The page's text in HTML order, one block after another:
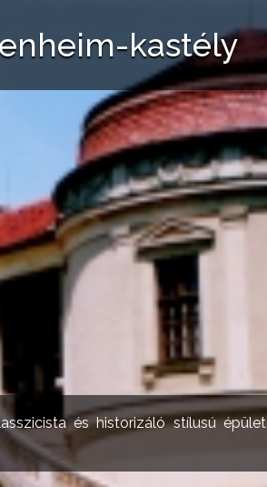
kastély
és historizáló stílusú épület